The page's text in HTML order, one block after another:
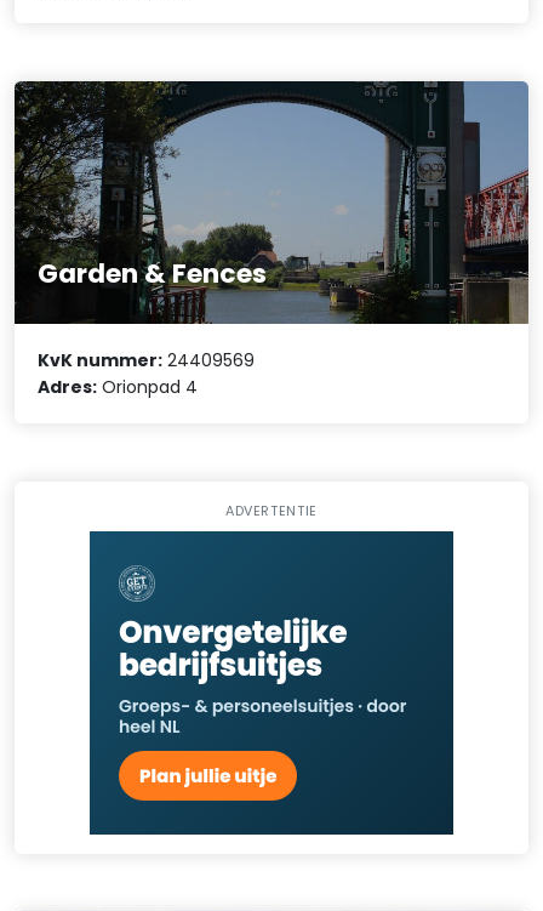
Garden & Fences
KvK nummer: 24409569
Adres: Orionpad 4
ADVERTENTIE